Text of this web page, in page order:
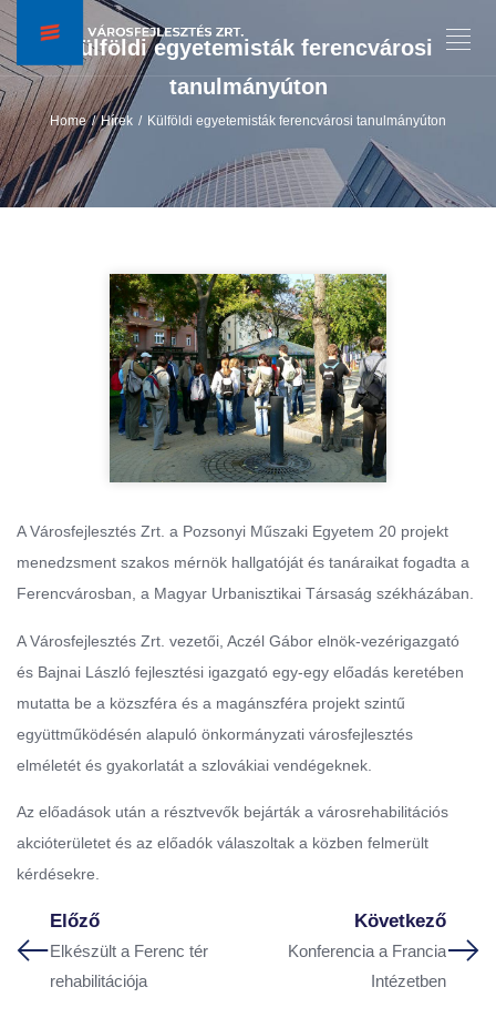
Külföldi egyetemisták ferencvárosi
tanulmányúton
Home / Hírek / Külföldi egyetemisták ferencvárosi tanulmányúton
A Városfejlesztés Zrt. a Pozsonyi Műszaki Egyetem 20 projekt
menedzsment szakos mérnök hallgatóját és tanáraikat fogadta a
Ferencvárosban, a Magyar Urbanisztikai Társaság székházában.
A Városfejlesztés Zrt. vezetői, Aczél Gábor elnök-vezérigazgató
és Bajnai László fejlesztési igazgató egy-egy előadás keretében
mutatta be a közszféra és a magánszféra projekt szintű
együttműködésén alapuló önkormányzati városfejlesztés
elméletét és gyakorlatát a szlovákiai vendégeknek.
Az előadások után a résztvevők bejárták a városrehabilitációs
akcióterületet és az előadók válaszoltak a közben felmerült
kérdésekre.
Előző
Elkészült a Ferenc tér
rehabilitációja
Következő
Konferencia a Francia
Intézetben